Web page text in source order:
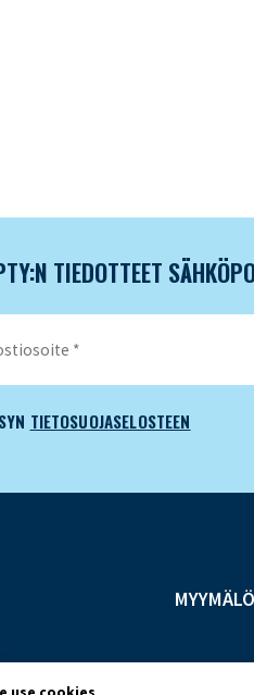
TIEDOTTEET
TIETOSUOJASELOSTEEN